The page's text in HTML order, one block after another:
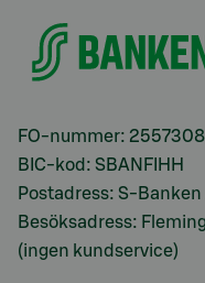
FO-nummer:
BIC-kod: SBANFIHH
Postadress: S-Banken
Besöksadress:
(ingen kundservice)